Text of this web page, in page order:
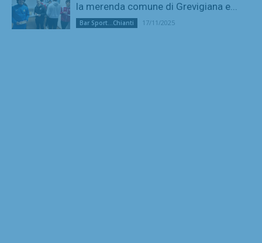
la merenda comune di Grevigiana e...
Bar Sport...Chianti 17/11/2025